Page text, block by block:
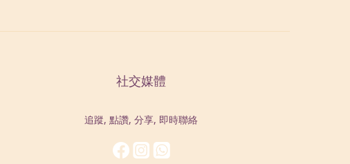
社交媒體
追蹤, 點讚, 分享, 即時聯絡